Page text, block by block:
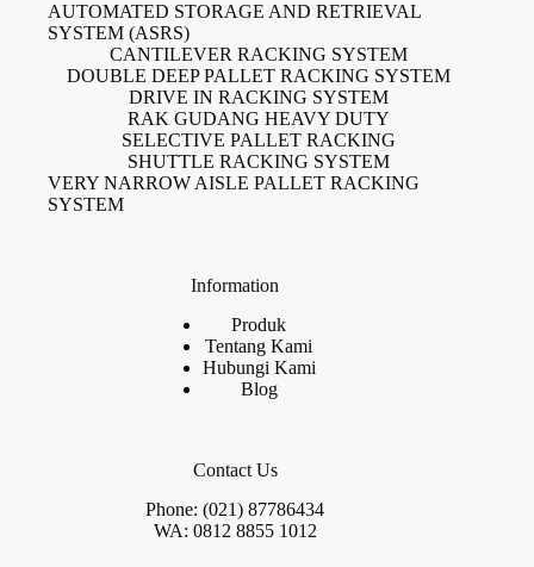
AUTOMATED STORAGE AND RETRIEVAL
SYSTEM (ASRS)
CANTILEVER RACKING SYSTEM
DOUBLE DEEP PALLET RACKING SYSTEM
DRIVE IN RACKING SYSTEM
RAK GUDANG HEAVY DUTY
SELECTIVE PALLET RACKING
SHUTTLE RACKING SYSTEM
VERY NARROW AISLE PALLET RACKING
SYSTEM
Information
Produk
Tentang Kami
Hubungi Kami
Blog
Contact Us
Phone: (021) 87786434
WA: 0812 8855 1012